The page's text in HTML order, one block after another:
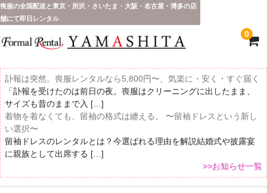
喪服の全国配送と東京・所沢・さいたま・大阪・名古屋・博多の店
舗にて即日レンタル
0
訃報は突然。喪服レンタルなら5,800円〜、気楽に・安く・すぐ届く
「訃報を受けたのは前日の夜。喪服はクリーニングに出したまま、
サイズも昔のままで入 […]
着物を着なくても、留袖の格式は纏える。 〜留袖ドレスという新し
い選択〜
留袖ドレスのレンタルとは？今選ばれる理由を解説結婚式や披露宴
に親族として出席する […]
>>お知らせ一覧